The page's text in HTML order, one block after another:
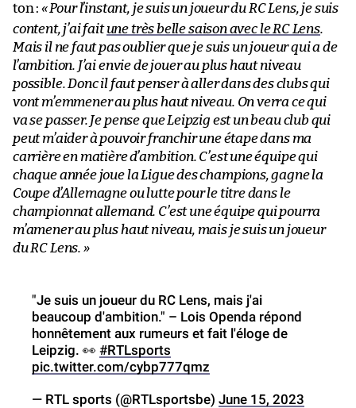
ton : «Pour l’instant, je suis un joueur du RC Lens, je suis
content, j’ai faitune très belle saison avec le RC Lens.
Mais il ne faut pas oublier que je suis un joueur qui a de
l’ambition. J’ai envie de jouer au plus haut niveau
possible. Donc il faut penser à aller dans des clubs qui
vont m’emmener au plus haut niveau. On verra ce qui
va se passer. Je pense que Leipzig est un beau club qui
peut m’aider à pouvoir franchir une étape dans ma
carrière en matière d’ambition. C’est une équipe qui
chaque année joue la Ligue des champions, gagne la
Coupe d’Allemagne ou lutte pour le titre dans le
championnat allemand. C’est une équipe qui pourra
m’amener au plus haut niveau, mais je suis un joueur
du RC Lens. »
"Je suis un joueur du RC Lens, mais j'ai
beaucoup d'ambition." – Lois Openda répond
honnêtement aux rumeurs et fait l'éloge de
Leipzig. 👀 #RTLsports
pic.twitter.com/cybp777qmz
— RTL sports (@RTLsportsbe) June 15, 2023